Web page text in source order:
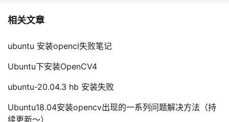
相关文章
ubuntu 安装opencl失败笔记
Ubuntu下安装OpenCV4
ubuntu-20.04.3 hb 安装失败
Ubuntu18.04安装opencv出现的一系列问题解决方法（持
续更新～）